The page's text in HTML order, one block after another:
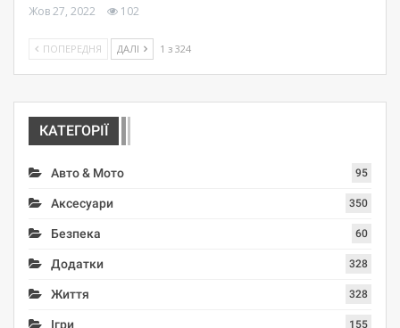
Жов 27, 2022 102
ПОПЕРЕДНЯ ДАЛІ 1 з 324
КАТЕГОРІЇ
Авто & Мото 95
Аксесуари 350
Безпека 60
Додатки 328
Життя 328
Ігри 155